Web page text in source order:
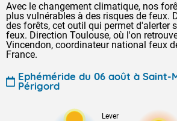
Avec le changement climatique, nos
plus vulnérables à des risques de feux.
des forêts, cet outil qui permet d'alerter
feux. Direction Toulouse, où l'on
Vincendon, coordinateur national feux
France.
Ephéméride du 06 août à Saint-
Périgord
Lever